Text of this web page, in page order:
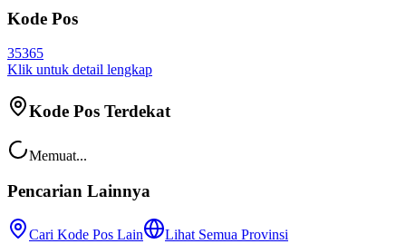
Kode Pos
35365
Klik untuk detail lengkap
Kode Pos Terdekat
Memuat...
Pencarian Lainnya
Cari Kode Pos Lain Lihat Semua Provinsi